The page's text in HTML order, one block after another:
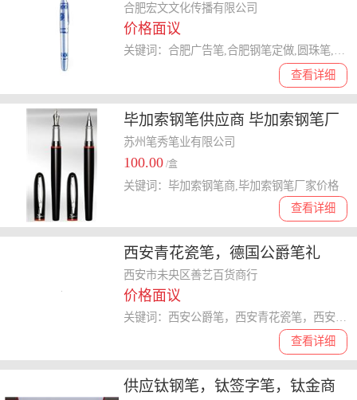
格|水笔广告笔生产厂家
合肥宏文文化传播有限公司
价格面议
查看详细
关键词：合肥广告笔,合肥钢笔定做,圆珠笔,水笔
毕加索钢笔供应商 毕加索钢笔厂
家价格
苏州笔秀笔业有限公司
100.00 /盒
查看详细
关键词：毕加索钢笔商,毕加索钢笔厂家价格
西安青花瓷笔，德国公爵笔礼
盒，签字笔钢笔上做金字
西安市未央区善艺百货商行
价格面议
查看详细
供应钛钢笔，钛签字笔，钛金商